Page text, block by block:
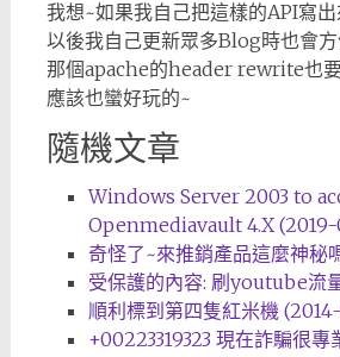
我想~如果我自己把這樣的API寫出
以後我自己更新眾多Blog時也會
那個apache的header rewrite也
應該也蠻好玩的~
隨機文章
Windows Server 2003 to
Openmediavault 4.X (2019-
奇怪了~來推銷產品這麼神秘
受保護的內容: 刷youtube流
順利標到第四隻紅米機
+00223319323 現在詐騙很專